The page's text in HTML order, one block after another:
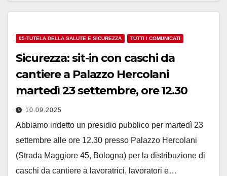
05-TUTELA DELLA SALUTE E SICUREZZA TUTTI I COMUNICATI
Sicurezza: sit-in con caschi da
cantiere a Palazzo Hercolani
martedì 23 settembre, ore 12.30
10.09.2025
Abbiamo indetto un presidio pubblico per martedì 23
settembre alle ore 12.30 presso Palazzo Hercolani
(Strada Maggiore 45, Bologna) per la distribuzione di
caschi da cantiere a lavoratrici, lavoratori e…